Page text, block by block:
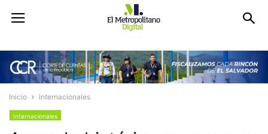
Inicio Internacionales
Internacionales